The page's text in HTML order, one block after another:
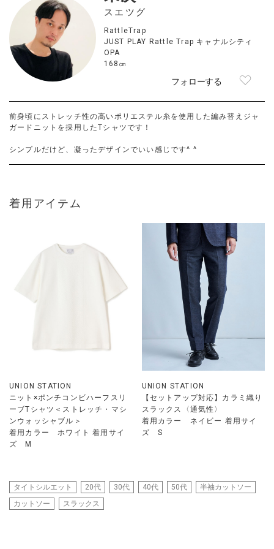
スエツグ
RattleTrap
JUST PLAY Rattle Trap キャナルシティ
OPA
168㎝
フォローする
前身頃にストレッチ性の高いポリエステル糸を使用した編み替えジャ
ガードニットを採用したTシャツです！
シンプルだけど、凝ったデザインでいい感じです^ ^
着用アイテム
UNION STATION
ニット×ポンチコンビハーフスリ
ーブTシャツ＜ストレッチ・マシ
ンウォッシャブル＞
着用カラー ホワイト 着用サイ
ズ M
UNION STATION
【セットアップ対応】カラミ織り
スラックス〈通気性〉
着用カラー ネイビー 着用サイ
ズ S
タイトシルエット 20代 30代 40代 50代
半袖カットソー
カットソー
スラックス